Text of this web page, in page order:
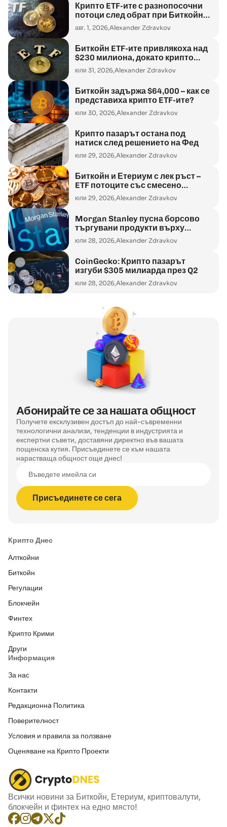
Крипто ETF-ите с разнопосочни
потоци след обрат при Биткойн
фондовете
авг. 1, 2026,Alexander Zdravkov
Биткойн ETF-ите привлякоха над
$230 милиона, докато крипто
пазарът отчита спад
юли 31, 2026,Alexander Zdravkov
Биткойн задържа $64,000 – как се
представиха крипто ETF-ите?
юли 30, 2026,Alexander Zdravkov
Крипто пазарът остана под
натиск след решението на Фед
юли 29, 2026,Alexander Zdravkov
Биткойн и Етериум с лек ръст –
ETF потоците със смесено
представяне
юли 29, 2026,Alexander Zdravkov
Morgan Stanley пусна борсово
търгувани продукти върху
Етериум и Solana
юли 28, 2026,Alexander Zdravkov
CoinGecko: Крипто пазарът
изгуби $305 милиарда през Q2
юли 28, 2026,Alexander Zdravkov
Абонирайте се за нашата общност
Получете ексклузивен достъп до най-съвременни
технологични анализи, тенденции в индустрията и
експертни съвети, доставяни директно във вашата
пощенска кутия. Присъединете се към нашата
нарастваща общност още днес!
Въведете имейла си
Присъединете се сега
Всички новини за Биткойн, Етериум, криптовалути,
блокчейн и финтех на едно място!
Крипто Днес
Алткойни
Биткойн
Регулации
Блокчейн
Финтех
Крипто Крими
Други
Информация
За нас
Контакти
Редакционнa Политика
Поверителност
Условия и правила за ползване
Оценяване на Крипто Проекти